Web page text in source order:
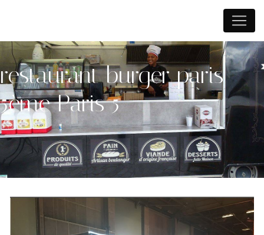
restaurant burger paris
5ème Paris 5